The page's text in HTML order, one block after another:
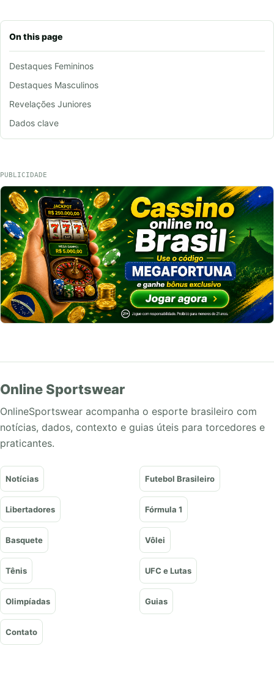
On this page
Destaques Femininos
Destaques Masculinos
Revelações Juniores
Dados clave
PUBLICIDADE
Online Sportswear
OnlineSportswear acompanha o esporte brasileiro com
notícias, dados, contexto e guias úteis para torcedores e
praticantes.
Notícias Futebol Brasileiro
Libertadores Fórmula 1
Basquete Vôlei
Tênis UFC e Lutas
Olimpíadas Guias
Contato